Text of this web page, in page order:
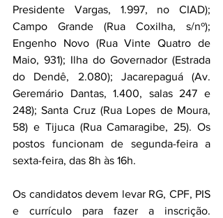
Presidente Vargas, 1.997, no CIAD);
Campo Grande (Rua Coxilha, s/nº);
Engenho Novo (Rua Vinte Quatro de
Maio, 931); Ilha do Governador (Estrada
do Dendê, 2.080); Jacarepaguá (Av.
Geremário Dantas, 1.400, salas 247 e
248); Santa Cruz (Rua Lopes de Moura,
58) e Tijuca (Rua Camaragibe, 25). Os
postos funcionam de segunda-feira a
sexta-feira, das 8h às 16h.
Os candidatos devem levar RG, CPF, PIS
e currículo para fazer a inscrição.